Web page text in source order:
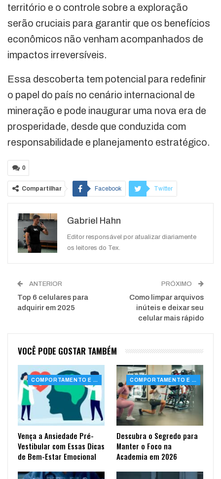
território e o controle sobre a exploração
serão cruciais para garantir que os benefícios
econômicos não venham acompanhados de
impactos irreversíveis.
Essa descoberta tem potencial para redefinir
o papel do país no cenário internacional de
mineração e pode inaugurar uma nova era de
prosperidade, desde que conduzida com
responsabilidade e planejamento estratégico.
0
Compartilhar Facebook Twitter
WhatsApp
Gabriel Hahn
Editor responsável por atualizar diariamente
os leitores do Tex.
ANTERIOR
Top 6 celulares para
adquirir em 2025
PRÓXIMO
Como limpar arquivos
inúteis e deixar seu
celular mais rápido
VOCÊ PODE GOSTAR TAMBÉM
COMPORTAMENTO E SAÚDE
Vença a Ansiedade Pré-
Vestibular com Essas Dicas
de Bem-Estar Emocional
COMPORTAMENTO E SAÚDE
Descubra o Segredo para
Manter o Foco na
Academia em 2026